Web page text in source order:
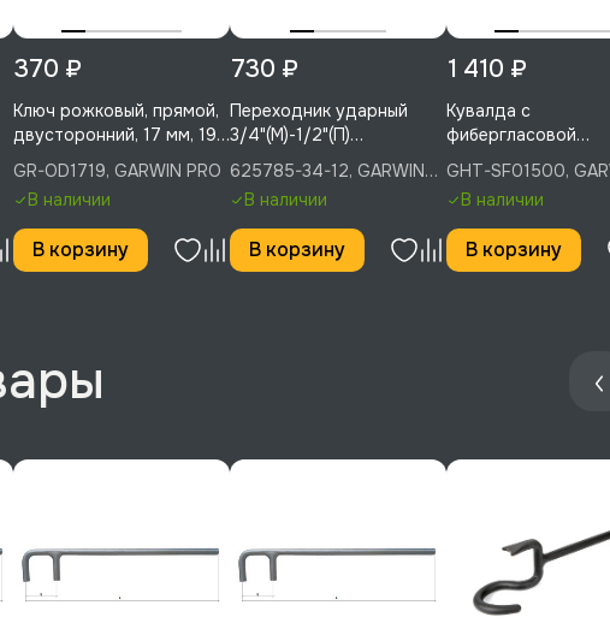
370 ₽
Ключ рожковый, прямой,
двусторонний, 17 мм, 19
мм, GARWIN PRO, GR-
OD1719
GR-OD1719, GARWIN PRO
В наличии
В корзину
730 ₽
Переходник ударный
3/4"(М)-1/2"(П)
понижающий, GARWIN
PRO, 625785-34-12
625785-34-12, GARWIN
PROВ наличии
В корзину
1 410 ₽
Кувалда с
фибергласовой
рукояткой, 1500 г,
GARWIN
GHT-SF01500
GHT-SF01500,
INDUSTRIAL
В наличии
В корзину